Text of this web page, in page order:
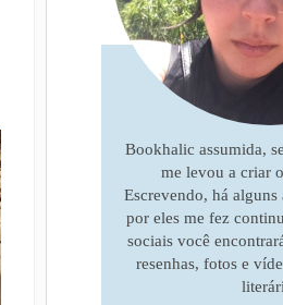
Bookhalic assumida,
me levou a criar
Escrevendo, há
por eles me fez
sociais você
resenhas, fotos e